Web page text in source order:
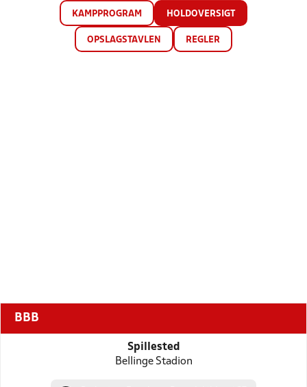
KAMPPROGRAM HOLDOVERSIGT
OPSLAGSTAVLEN REGLER
BBB
Spillested
Bellinge Stadion